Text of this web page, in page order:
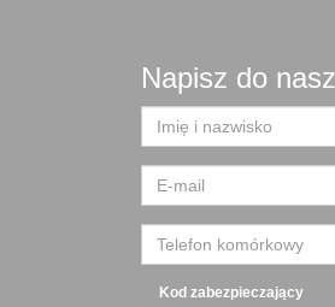
Napisz do
Kod zabezpieczający